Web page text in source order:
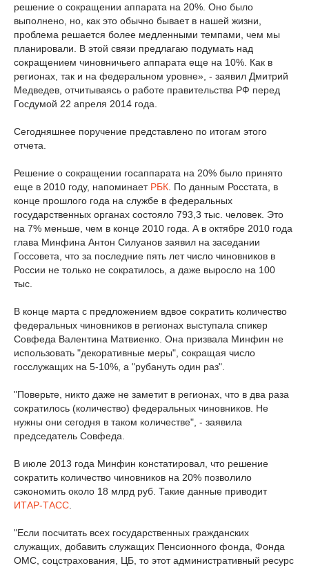
решение о сокращении аппарата на 20%. Оно было
выполнено, но, как это обычно бывает в нашей жизни,
проблема решается более медленными темпами, чем мы
планировали. В этой связи предлагаю подумать над
сокращением чиновничьего аппарата еще на 10%. Как в
регионах, так и на федеральном уровне», - заявил Дмитрий
Медведев, отчитываясь о работе правительства РФ перед
Госдумой 22 апреля 2014 года.
Сегодняшнее поручение представлено по итогам этого
отчета.
Решение о сокращении госаппарата на 20% было принято
еще в 2010 году, напоминает РБК . По данным Росстата, в
конце прошлого года на службе в федеральных
государственных органах состояло 793,3 тыс. человек. Это
на 7% меньше, чем в конце 2010 года. А в октябре 2010 года
глава Минфина Антон Силуанов заявил на заседании
Госсовета, что за последние пять лет число чиновников в
России не только не сократилось, а даже выросло на 100
тыс.
В конце марта с предложением вдвое сократить количество
федеральных чиновников в регионах выступала спикер
Совфеда Валентина Матвиенко. Она призвала Минфин не
использовать "декоративные меры", сокращая число
госслужащих на 5-10%, а "рубануть один раз".
"Поверьте, никто даже не заметит в регионах, что в два раза
сократилось (количество) федеральных чиновников. Не
нужны они сегодня в таком количестве", - заявила
председатель Совфеда.
В июле 2013 года Минфин констатировал, что решение
сократить количество чиновников на 20% позволило
сэкономить около 18 млрд руб. Такие данные приводит
ИТАР-ТАСС
"Если посчитать всех государственных гражданских
служащих, добавить служащих Пенсионного фонда, Фонда
ОМС, соцстрахования, ЦБ, то этот административный ресурс